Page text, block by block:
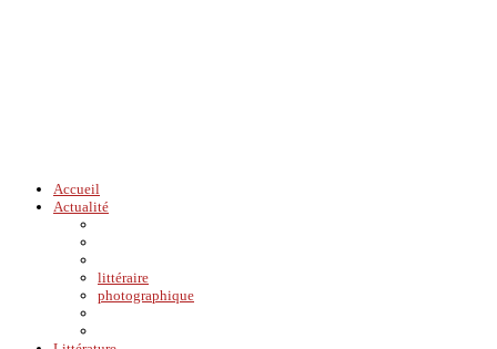
Accueil
Actualité
littéraire
photographique